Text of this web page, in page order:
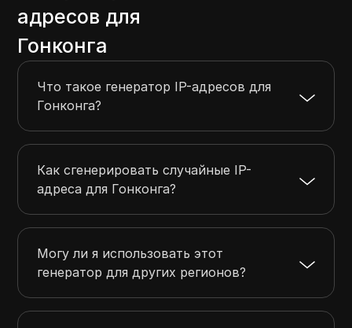
адресов для
Гонконга
Что такое генератор IP-адресов для
Гонконга?
Как сгенерировать случайные IP-
адреса для Гонконга?
Могу ли я использовать этот
генератор для других регионов?